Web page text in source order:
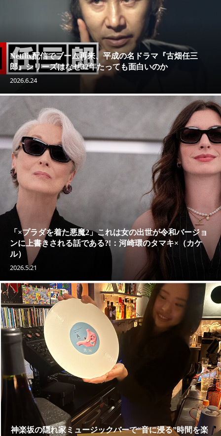
Netflix配信でブーム再来、平成の名ドラマ『古畑任三
郎』シリーズはなぜ32年たっても面白いのか
2026.6.24
「×プラダを着た悪魔2」これは女の出世が令和バージョ
ンに上書きされる話である?!：河崎環のタマキ×（カケ
ル）
2026.5.21
神楽坂の隠れ家ミュージックバーで“音に浸る”時間を楽